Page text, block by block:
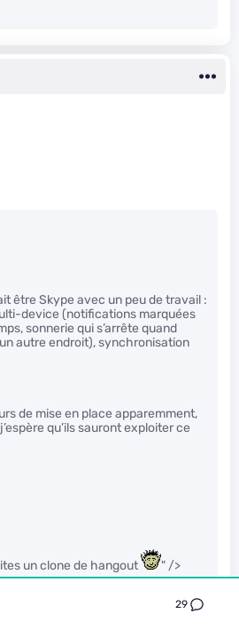
29
être Skype avec un peu de travail :
device (notifications marquées
sonnerie qui s’arrête quand
autre endroit), synchronisation
de mise en place apparemment,
qu’ils sauront exploiter ce
un clone de hangout " />